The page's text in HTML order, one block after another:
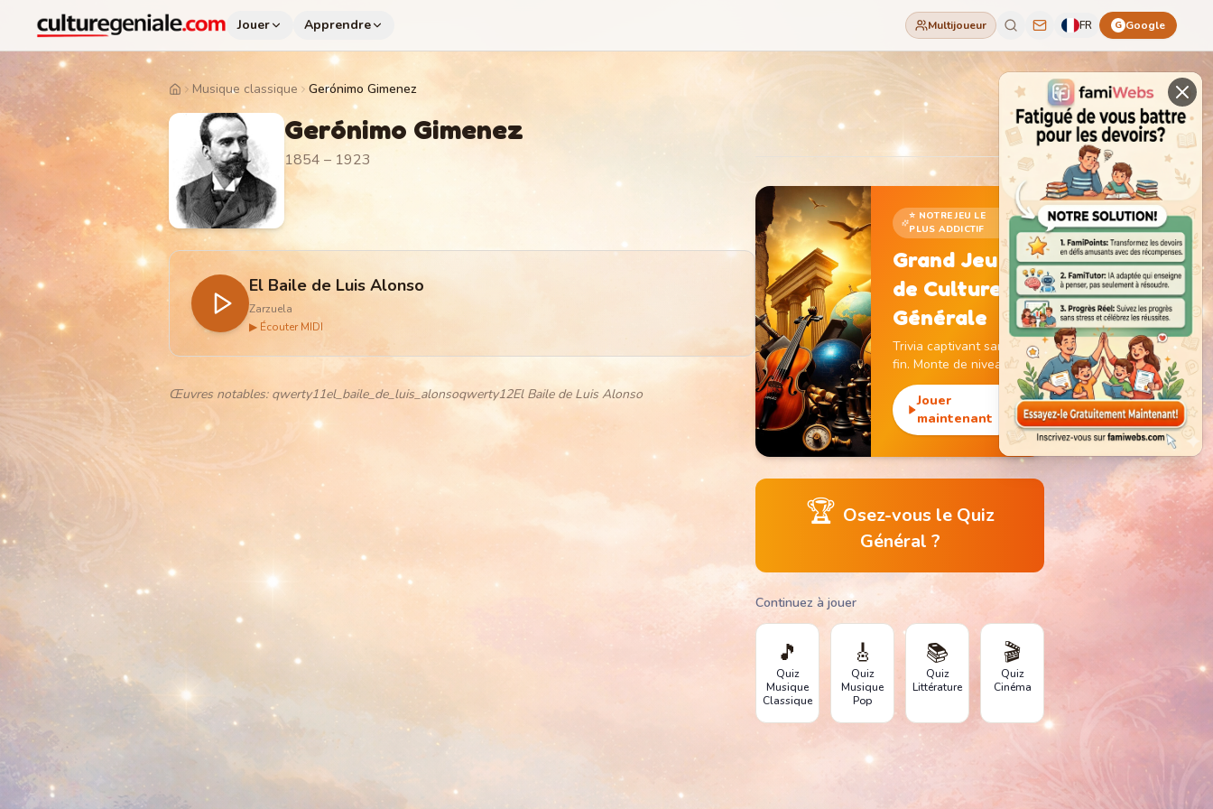
Jouer Apprendre Multijoueur FR G Google
HomeMusique classique Gerónimo Gimenez
Gerónimo Gimenez
1854 – 1923
El Baile de Luis Alonso
Zarzuela
▶ Écouter MIDI
Œuvres notables: qwerty11el_baile_de_luis_alonsoqwerty12El Baile de Luis Alonso
⭐ NOTRE JEU LE
PLUS ADDICTIF
Grand Jeu
de Culture
Générale
Trivia captivant sans
fin. Monte de niveau,
gagne des pièces et
débloque des
monuments
emblématiques.
Jouer
maintenant
🏆 Osez-vous le Quiz
Général ?
Continuez à jouer
🎵
Quiz
Musique
Classique
🎸
Quiz
Musique
Pop
📚
Quiz
Littérature
🎬
Quiz
Cinéma